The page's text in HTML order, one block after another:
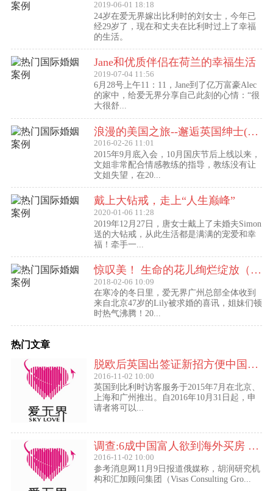
2019-06-01 18:18
24岁在爱无界嫁出比利时的刘女士，今年已
经29岁了，现在和丈夫在比利时过上了幸福
的生活。
Jane和优质伴侣在荷兰的幸福生活
2019-07-04 11:56
6月28号上午11：11，Jane到了亿万富豪Alec
的家中，给爱无界分享自己此刻的心情：“很
大很舒...
浪漫的美国之旅--邂逅英国绅士(文姐与Kent的见面动态）
2016-02-26 11:01
2015年9月底入会，10月国庆节后上线以来，
文姐非常配合情感教练的指导，教练没有让
文姐失望，在20...
戴上大钻戒，走上“人生巅峰”
2020-01-06 11:28
2019年12月27日，唐女士戴上了未婚夫Simon
送的大钻戒，从此生活都是满满的宠爱和幸
福！牵手一...
惊叹美！ 生命的花儿绚烂绽放（47岁的Lily结婚啦！）
2018-02-06 10:09
在寒冷的冬日里，爱无界广州总部全体收到
来自北京47岁的Lily被求婚的喜讯，姐妹们顿
时热气沸腾！20...
热门文章
脱欧后英国出签证新招方便中国访客进入欧盟
2016-11-02 10:00
英国到比利时访客服务于2015年7月在北京、
上海和广州推出。自2016年10月31日起，申
请者将可以...
调查:6成中国富人欲到海外买房 最想移民去美国
2016-11-02 10:00
参考消息网11月9日报道俄媒称，胡润研究机
构和汇加顾问集团（Visas Consulting Gro...